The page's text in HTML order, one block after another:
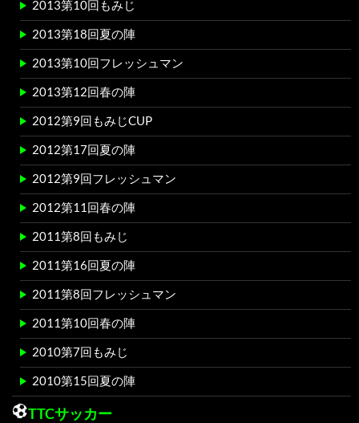
2013第10回もみじ
2013第18回夏の陣
2013第10回フレッシュマン
2013第12回春の陣
2012第9回もみじCUP
2012第17回夏の陣
2012第9回フレッシュマン
2012第11回春の陣
2011第8回もみじ
2011第16回夏の陣
2011第8回フレッシュマン
2011第10回春の陣
2010第7回もみじ
2010第15回夏の陣
TTCサッカー